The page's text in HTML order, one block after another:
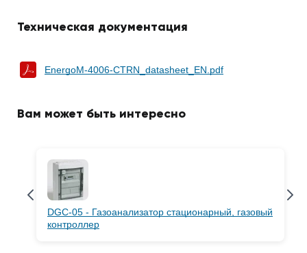
Техническая документация
EnergoM-4006-CTRN_datasheet_EN.pdf
Вам может быть интересно
DGC-05 - Газоанализатор стационарный, газовый
контроллер